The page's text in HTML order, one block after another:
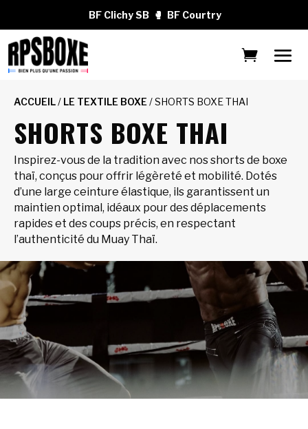
BF Clichy SB 🥊 BF Courtry
ACCUEIL/ LE TEXTILE BOXE / SHORTS BOXE THAI
SHORTS BOXE THAI
Inspirez-vous de la tradition avec nos shorts de boxe
thaï, conçus pour offrir légèreté et mobilité. Dotés
d’une large ceinture élastique, ils garantissent un
maintien optimal, idéaux pour des déplacements
rapides et des coups précis, en respectant
l’authenticité du Muay Thaï.